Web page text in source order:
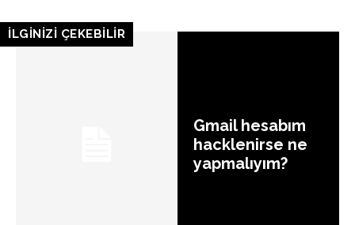
İLGİNİZİ ÇEKEBİLİR
Gmail hesabım
hacklenirse ne
yapmalıyım?